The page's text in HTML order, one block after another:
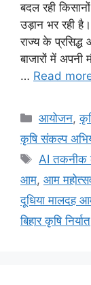
बदल रही
उड़ान भर रही
राज्य के
बाजारों में अपनी
… Read
आयोजन,
कृषि संकल्प
AI तकनीक
आम, आम
दूधिया मालदह
बिहार कृषि निर्यात